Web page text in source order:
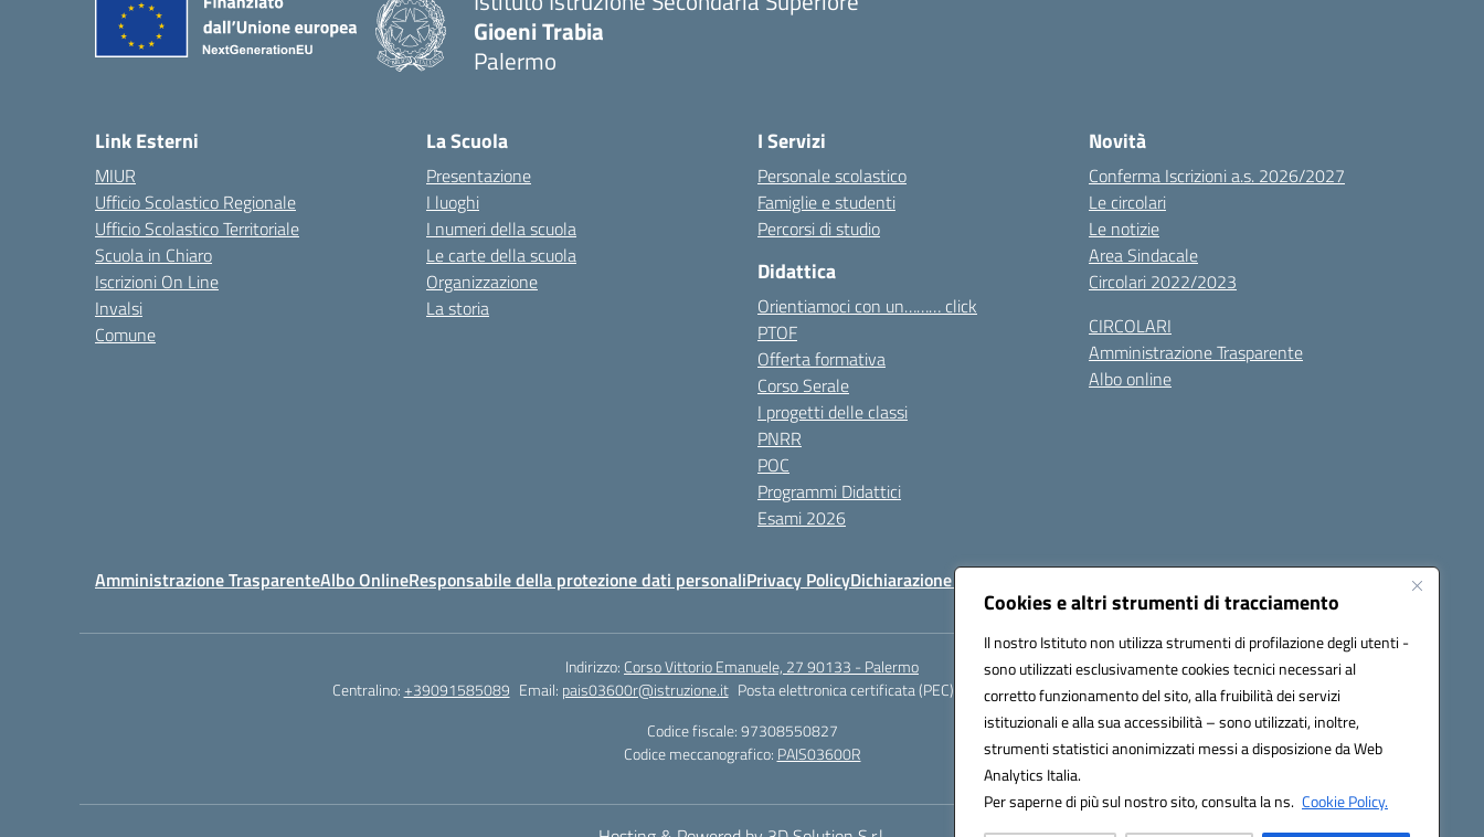
Cookies e altri strumenti di tracciamento
Il nostro Istituto non utilizza strumenti di profilazione degli utenti -
sono utilizzati esclusivamente cookies tecnici necessari al
corretto funzionamento del sito, alla fruibilità dei servizi
istituzionali e alla sua accessibilità – sono utilizzati, inoltre,
strumenti statistici anonimizzati messi a disposizione da Web
Analytics Italia.
Per saperne di più sul nostro sito, consulta la ns. Cookie Policy.
Gioeni Trabia
Palermo
Link Esterni
MIUR
Ufficio Scolastico Regionale
Ufficio Scolastico Territoriale
Scuola in Chiaro
Iscrizioni On Line
Invalsi
Comune
La Scuola
Presentazione
I luoghi
I numeri della scuola
Le carte della scuola
Organizzazione
La storia
I Servizi
Personale scolastico
Famiglie e studenti
Percorsi di studio
Didattica
Orientiamoci con un……… click
PTOF
Offerta formativa
Corso Serale
I progetti delle classi
PNRR
POC
Programmi Didattici
Esami 2026
Novità
Conferma Iscrizioni a.s. 2026/2027
Le circolari
Le notizie
Area Sindacale
Circolari 2022/2023
CIRCOLARI
Amministrazione Trasparente
Albo online
Amministrazione TrasparenteAlbo OnlineResponsabile della protezione dati personaliPrivacy PolicyDichiarazione di accessibilità Seguici su:
Indirizzo: Corso Vittorio Emanuele, 27 90133 - Palermo
Centralino:+39091585089 Email: pais03600r@istruzione.it Posta elettronica certificata (PEC):
pais03600r@pec.istruzione.it
Codice fiscale: 97308550827
Codice meccanografico: PAIS03600R